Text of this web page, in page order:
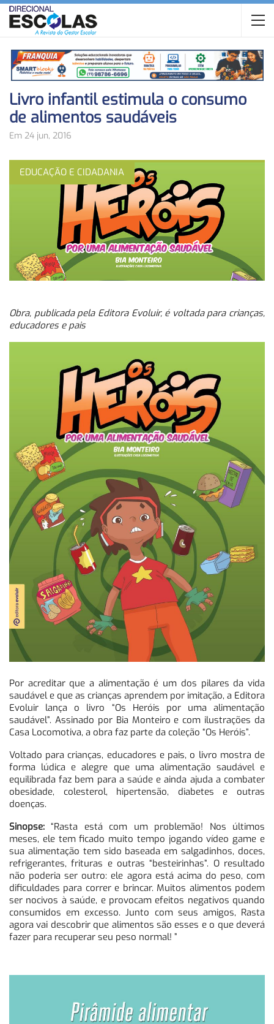
Livro infantil estimula o consumo
de alimentos saudáveis
Em 24 jun, 2016
EDUCAÇÃO E CIDADANIA
Obra, publicada pela Editora Evoluir, é voltada para crianças,
educadores e pais
Por acreditar que a alimentação é um dos pilares da vida
saudável e que as crianças aprendem por imitação, a Editora
Evoluir lança o livro “Os Heróis por uma alimentação
saudável”. Assinado por Bia Monteiro e com ilustrações da
Casa Locomotiva, a obra faz parte da coleção “Os Heróis”.
Voltado para crianças, educadores e pais, o livro mostra de
forma lúdica e alegre que uma alimentação saudável e
equilibrada faz bem para a saúde e ainda ajuda a combater
obesidade, colesterol, hipertensão, diabetes e outras
doenças.
Sinopse:“Rasta está com um problemão! Nos últimos
meses, ele tem ficado muito tempo jogando vídeo game e
sua alimentação tem sido baseada em salgadinhos, doces,
refrigerantes, frituras e outras “besteirinhas”. O resultado
não poderia ser outro: ele agora está acima do peso, com
dificuldades para correr e brincar. Muitos alimentos podem
ser nocivos à saúde, e provocam efeitos negativos quando
consumidos em excesso. Junto com seus amigos, Rasta
agora vai descobrir que alimentos são esses e o que deverá
fazer para recuperar seu peso normal! ”